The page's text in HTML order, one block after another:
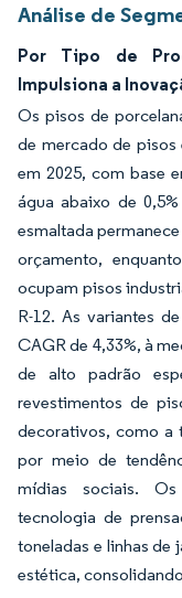
Análise de
Por Tipo de
Impulsiona a
Os pisos de
de mercado de pisos
em 2025, com base
água abaixo de
esmaltada
orçamento,
ocupam pisos
R-12. As variantes
CAGR de 4,33%, à
de alto padrão
revestimentos de
decorativos, como a
por meio de
mídias sociais.
tecnologia de
toneladas e linhas
estética,